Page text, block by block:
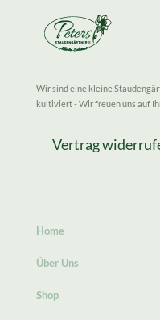
Wir sind eine kleine
kultiviert - Wir freuen uns auf
Vertrag
Home
Über Uns
Shop